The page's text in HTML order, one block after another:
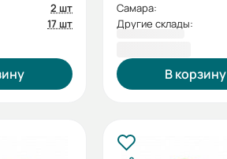
2 шт
17 шт
Самара:
Другие склады:
В корзину